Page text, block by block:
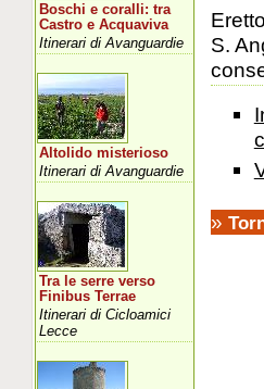
S.
»
Boschi e coralli: tra
Castro e Acquaviva
Itinerari di Avanguardie
Altolido misterioso
Itinerari di Avanguardie
Tra le serre verso
Finibus Terrae
Itinerari di Cicloamici
Lecce